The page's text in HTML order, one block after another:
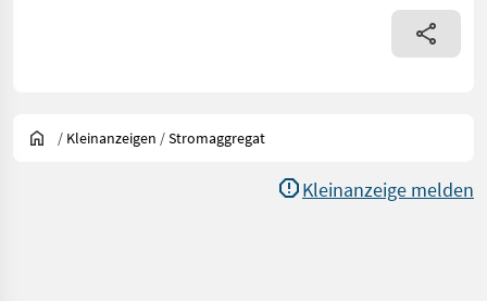
/ Kleinanzeigen /Stromaggregat
Kleinanzeige melden